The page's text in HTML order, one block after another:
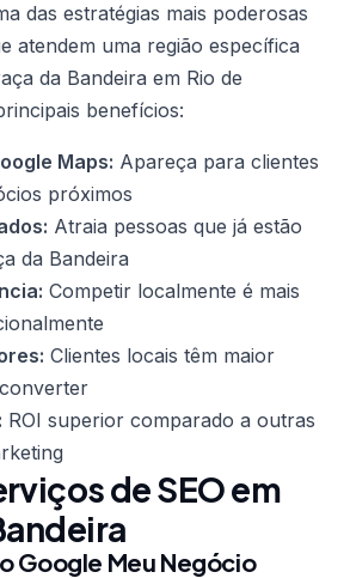
das estratégias mais poderosas
atendem uma região específica
da Bandeira em Rio de
benefícios:
Maps: Apareça para clientes
próximos
Atraia pessoas que já estão
da Bandeira
Competir localmente é mais
Clientes locais têm maior
ROI superior comparado a outras
de SEO em
Google Meu Negócio